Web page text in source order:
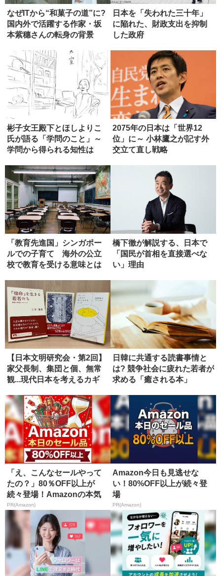
なぜITから“和菓子の道”に?
国内外で活躍する作家・坂
本紫穗さんの転身の背景
日本を「失われた三十年」
に陥れた、財政支出を抑制
した政府
彬子女王殿下とほしよりこ
氏が語る「学問のこと」～
学問から得られる知性は
2075年の日本は「世界12
位」に～ 小林鷹之が記す外
交立て直し戦略
「教育先進国」シンガポー
ルでの子育て 海外の公立
校で教育を受ける意味とは
橋下徹が解説する、日本で
「国民が首相を直接選べな
い」理由
【日本文明研究会・第2回】
家父長制、集団と個、無常
観...現代日本を考えるカギ
日韓に共通する読書事情と
は? 競争社会に疲れた若者が
求める「癒される本」
「え、こんなセールやって
たの？」80％OFF以上が
続々登場！Amazonの本気
が...
PR(Amazon)
Amazon今日も見逃せな
い！80%OFF以上が続々登
場
PR(Amazon)